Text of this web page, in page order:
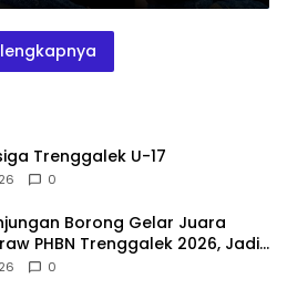
Trenggalek U-17
0
Borong Gelar Juara
PHBN Trenggalek 2026, Jadi
POPDA Jatim
0